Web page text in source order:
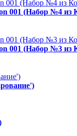
001 (Набор №4
001 (Набор №3